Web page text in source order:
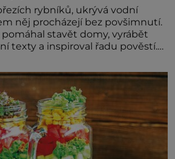
rybníků, ukrývá vodní
něj procházejí bez povšimnutí.
pomáhal stavět domy, vyrábět
texty a inspiroval řadu pověstí.
lidí vnímá rákos jen jako
koupání. Stačí se však